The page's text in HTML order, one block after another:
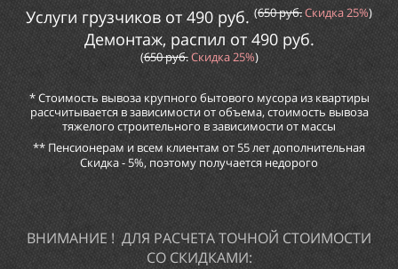
Услуги грузчиков от 490 руб. (650руб.Скидка25%)
Демонтаж, распил от 490 руб.
(650руб.Скидка25%)
* Стоимость вывоза крупного бытового мусора из квартиры
рассчитывается в зависимости от объема, стоимость вывоза
тяжелого строительного в зависимости от массы
** Пенсионерам и всем клиентам от 55 лет дополнительная
Скидка - 5%, поэтому получается недорого
ВНИМАНИЕ ! ДЛЯ РАСЧЕТА ТОЧНОЙ СТОИМОСТИ
СО СКИДКАМИ: